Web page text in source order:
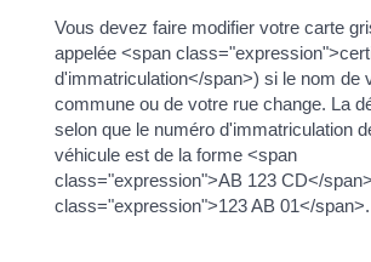
Vous devez faire modifier votre carte
appelée <span
d'immatriculation</span>) si le nom de
commune ou de votre rue change. La
selon que le numéro d'immatriculation
véhicule est de la forme <span
class="expression">AB 123 CD</
class="expression">123 AB 01</span>.